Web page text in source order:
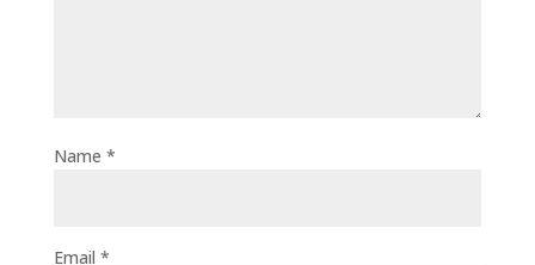
Name *
Email *